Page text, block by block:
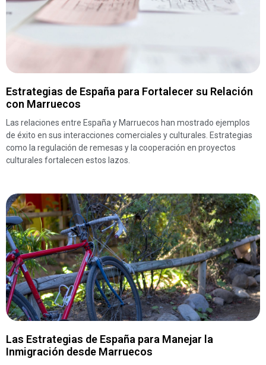
Estrategias de España para Fortalecer su Relación
con Marruecos
Las relaciones entre España y Marruecos han mostrado ejemplos
de éxito en sus interacciones comerciales y culturales. Estrategias
como la regulación de remesas y la cooperación en proyectos
culturales fortalecen estos lazos.
Las Estrategias de España para Manejar la
Inmigración desde Marruecos